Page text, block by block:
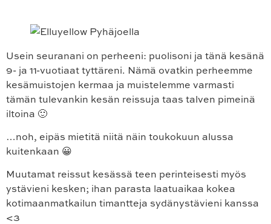
Usein seuranani on perheeni: puolisoni ja tänä kesänä
9- ja 11-vuotiaat tyttäreni. Nämä ovatkin perheemme
kesämuistojen kermaa ja muistelemme varmasti
tämän tulevankin kesän reissuja taas talven pimeinä
iltoina 🙂
…noh, eipäs mietitä niitä näin toukokuun alussa
kuitenkaan 😀
Muutamat reissut kesässä teen perinteisesti myös
ystävieni kesken; ihan parasta laatuaikaa kokea
kotimaanmatkailun timantteja sydänystävieni kanssa
<3